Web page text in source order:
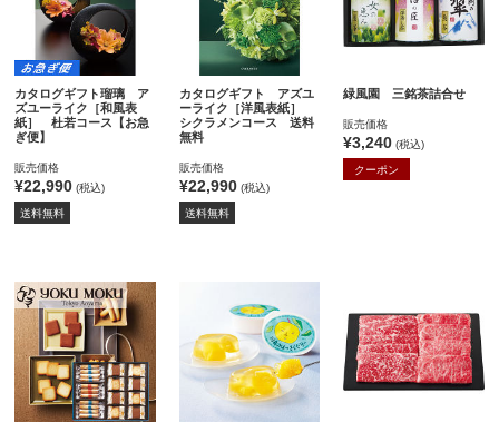
カタログギフト瑠璃 ア
ズユーライク［和風表
紙］ 杜若コース【お急
ぎ便】
販売価格
¥22,990 (税込)
送料無料
カタログギフト アズユ
ーライク［洋風表紙］
シクラメンコース 送料
無料
販売価格
¥22,990(税込)
送料無料
緑風園 三銘茶詰合せ
販売価格
¥3,240 (税込)
クーポン